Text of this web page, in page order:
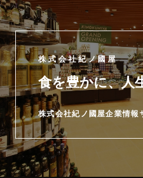
株式会社紀ノ國屋
食を豊かに、人
株式会社紀ノ國屋企業情報